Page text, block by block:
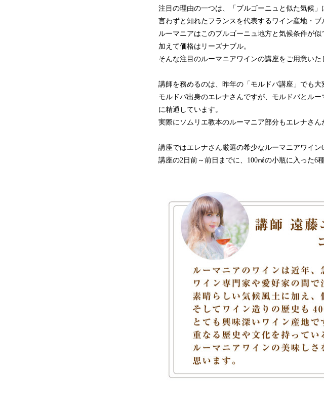
注目の理由の一つは、「ブルゴーニュと似た気候」
言わずと知れたフランスを代表するワイン産地・ブ
ルーマニアはこのブルゴーニュ地方と気候条件が
加えて価格はリーズナブル。
そんな注目のルーマニアワインの講座をご用意いた
講師を務めるのは、昨年の「モルドバ講座」でも大
モルドバ出身のエレナさんですが、モルドバとル
に精通しています。
実際にソムリエ教本のルーマニア部分もエレナさん
講座ではエレナさん厳選の希少なルーマニアワイン
講座の2日前～前日までに、100㎖の小瓶に入った6